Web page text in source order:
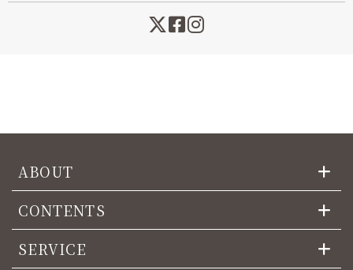
ABOUT
CONTENTS
SERVICE